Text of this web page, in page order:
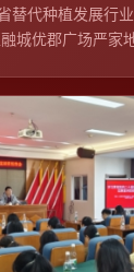
替代种植发展行
城优郡广场严家